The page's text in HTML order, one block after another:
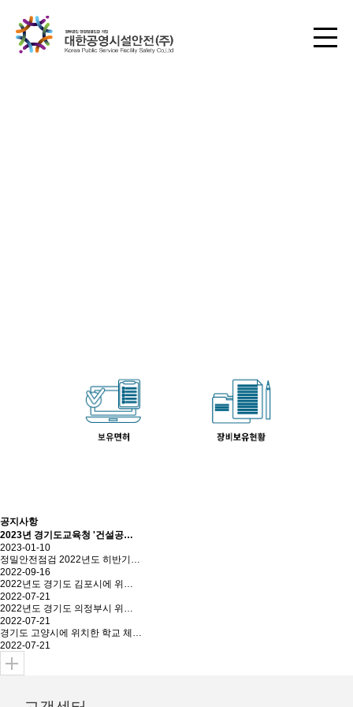
공지사항
2023년 경기도교육청 '건설공…
2023-01-10
정밀안전점검 2022년도 히반기…
2022-09-16
2022년도 경기도 김포시에 위…
2022-07-21
2022년도 경기도 의정부시 위…
2022-07-21
경기도 고양시에 위치한 학교 체…
2022-07-21